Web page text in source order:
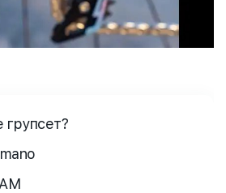
групсет?